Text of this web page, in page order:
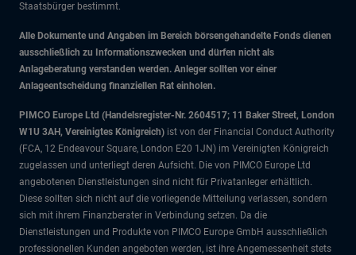
Staatsbürger bestimmt.
Alle Dokumente und Angaben im Bereich börsengehandelte Fonds dienen
ausschließlich zu Informationszwecken und dürfen nicht als
Anlageberatung verstanden werden. Anleger sollten vor einer
Anlageentscheidung finanziellen Rat einholen.
PIMCO Europe Ltd (Handelsregister-Nr. 2604517; 11 Baker Street, London
W1U 3AH, Vereinigtes Königreich) ist von der Financial Conduct Authority
(FCA, 12 Endeavour Square, London E20 1JN) im Vereinigten Königreich
zugelassen und unterliegt deren Aufsicht. Die von PIMCO Europe Ltd
angebotenen Dienstleistungen sind nicht für Privatanleger erhältlich.
Diese sollten sich nicht auf die vorliegende Mitteilung verlassen, sondern
sich mit ihrem Finanzberater in Verbindung setzen. Da die
Dienstleistungen und Produkte von PIMCO Europe GmbH ausschließlich
professionellen Kunden angeboten werden, ist ihre Angemessenheit stets